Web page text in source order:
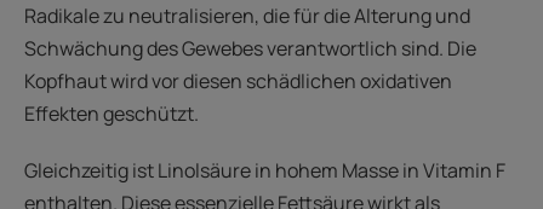
Radikale zu neutralisieren, die für die Alterung und
Schwächung des Gewebes verantwortlich sind. Die
Kopfhaut wird vor diesen schädlichen oxidativen
Effekten geschützt.
Gleichzeitig ist Linolsäure in hohem Masse in Vitamin F
enthalten. Diese essenzielle Fettsäure wirkt als